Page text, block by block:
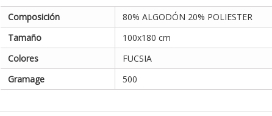
Composición
80% ALGODÓN 20% POLIESTER
Tamaño
100x180 cm
Colores
FUCSIA
Gramage
500